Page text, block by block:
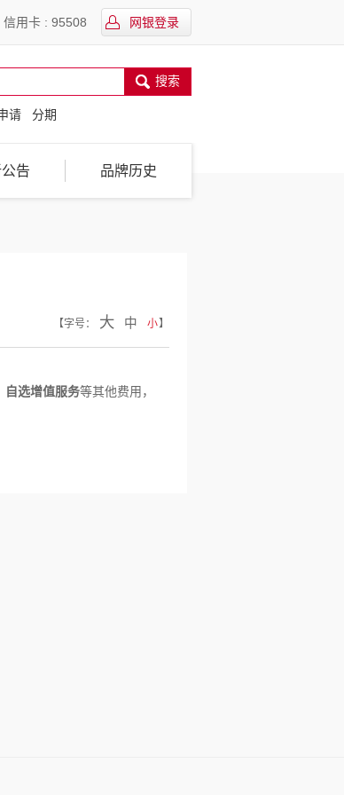
用卡 : 95508 网银登录
搜索
请 分期
告 品牌历史
【字号： 大 中 小】
自选增值服务等其他费用，